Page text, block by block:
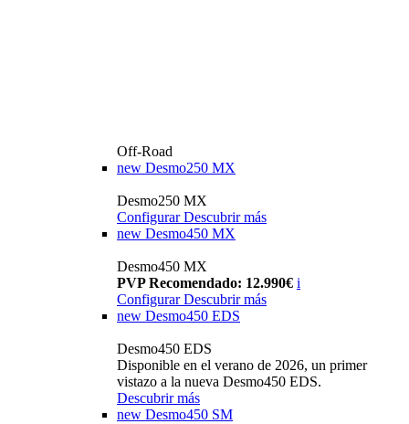
Off-Road
new Desmo250 MX
Desmo250 MX
Configurar Descubrir más
new Desmo450 MX
Desmo450 MX
PVP Recomendado: 12.990€ i
Configurar Descubrir más
new Desmo450 EDS
Desmo450 EDS
Disponible en el verano de 2026, un primer
vistazo a la nueva Desmo450 EDS.
Descubrir más
new Desmo450 SM